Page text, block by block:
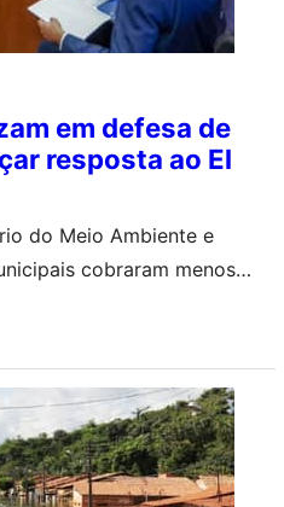
em defesa de
resposta ao El
do Meio Ambiente e
cobraram menos